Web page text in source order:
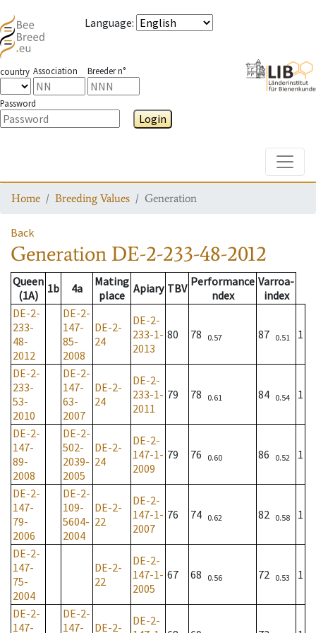
Language:
country Association Breeder n°
Password
Login
Home Breeding Values Generation
Back
Generation DE-2-233-48-2012
Queen
(1A)
1b 4a
Mating
place Apiary TBV Performance
ndex
Varroa-
index
DE-2-
233-
48-
2012
DE-2-
147-
85-
2008
DE-2-
24
DE-2-
233-1-
2013
80 78 0.57 87 0.51 1
DE-2-
233-
53-
2010
DE-2-
147-
63-
2007
DE-2-
24
DE-2-
233-1-
2011
79 78 0.61 84 0.54 1
DE-2-
147-
89-
2008
DE-2-
502-
2039-
2005
DE-2-
24
DE-2-
147-1-
2009
79 76 0.60 86 0.52 1
DE-2-
147-
79-
2006
DE-2-
109-
5604-
2004
DE-2-
22
DE-2-
147-1-
2007
76 74 0.62 82 0.58 1
DE-2-
147-
75-
2004
DE-2-
22
DE-2-
147-1-
2005
67 68 0.56 72 0.53 1
DE-2-
147-
DE-2-
147-
DE-2-
DE-2-